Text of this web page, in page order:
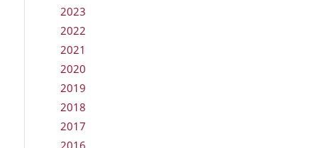
2023
2022
2021
2020
2019
2018
2017
2016